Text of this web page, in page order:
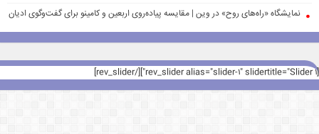
نمایشگاه «راه‌های روح» در وین | مقایسه پیاده‌روی اربعین و کامینو برای گفت‌وگوی ادیان
[rev_slider alias="slider-1" slidertitle="Slider 1"][/rev_slider]